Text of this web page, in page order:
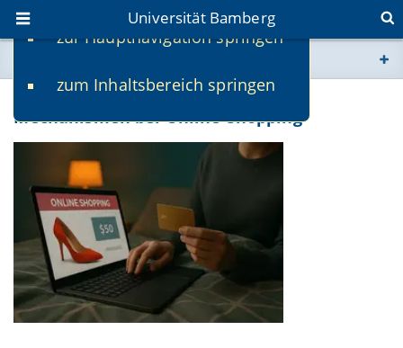
zur Hauptnavigation springen
zum Inhaltsbereich springen
Universität Bamberg
www.uni-bamberg.de
univis.uni-bamberg.de
fis.uni-bamberg.de
Studienteilnahme: Psychologische
Mechanismen bei Online-Shopping